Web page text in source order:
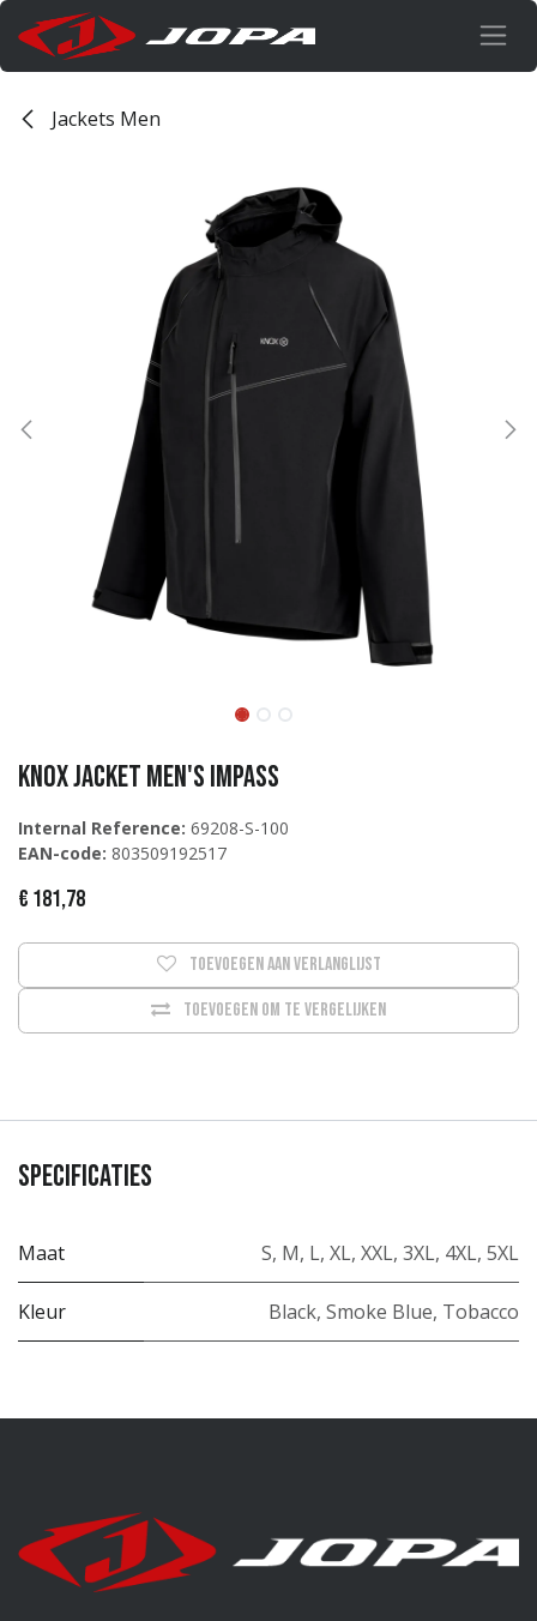
Overslaan naar inhoud
Jackets Men
Knox Jacket Men's Impass
Internal Reference: 69208-S-100
EAN-code: 803509192517
€ 181,78
Toevoegen om te vergelijken
Toevoegen aan verlanglijst
Specificaties
Maat S, M, L, XL, XXL, 3XL, 4XL, 5XL
Kleur Black, Smoke Blue, Tobacco